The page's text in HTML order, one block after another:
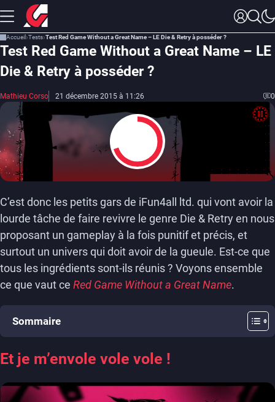
Accueil Tests Test Red Game Without a Great Name – LE Die & Retry à posséder ?
Test Red Game Without a Great Name – LE
Die & Retry à posséder ?
Mathieu Corso 21 décembre 2015 à 11:26 0
7
C’est donc les petits gars de iFun4all ltd. qui vont avoir la
lourde tâche de faire revivre le genre Die & Retry en nous
proposant un gameplay à la fois punitif et précis, et
surtout un univers qui doit avoir de la gueule. Est-ce que
tous les ingrédients sont-ils réunis ? Voyons ensemble
ce que vaut ce Red Game Without a Great Name.
Sommaire
Et je m’envole vole vole !